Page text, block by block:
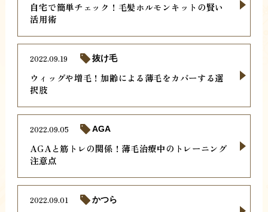
自宅で簡単チェック！毛髪ホルモンキットの賢い
活用術
ウィッグや増毛！加齢による薄毛をカバーする選
択肢
2022.09.19 抜け毛
AGAと筋トレの関係！薄毛治療中のトレーニング
注意点
2022.09.05 AGA
2022.09.01 かつら